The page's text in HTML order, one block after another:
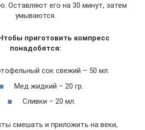
Оставляют его на 30 минут, затем
умываются.
приготовить компресс
понадобятся:
сок свежий – 50 мл.
Мед жидкий – 20 гр.
Сливки – 20 мл.
смешать и приложить на веки,